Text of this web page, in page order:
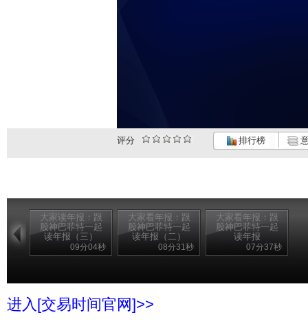
评分 排行榜
大家读年报：跟
股神巴菲特一起
读年报（三）
09分04秒
大家看年报：跟
股神巴菲特一起
读年报（二）
08分31秒
大家看年报：跟
股神巴菲特一起
读年报
07分37秒
进入[交易时间官网]>>